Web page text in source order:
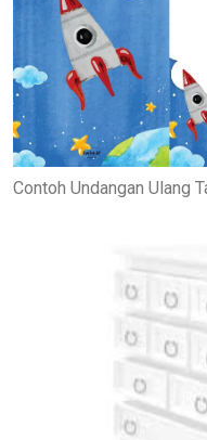
Contoh Undangan Ulang